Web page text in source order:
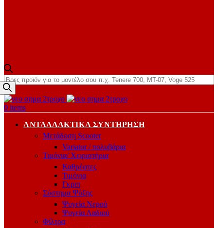
Products
search
0 items
ΑΝΤΑΛΛΑΚΤΙΚΆ ΣΥΝΤΉΡΗΣΗ
Μετάδοση Scooter
Variator / πολυβάρια
Τιμόνια/ Χειριστήρια
Καθρέφτες
Τιμόνια
Γκριπ
Σύστημα Ψύξης
Ψυγεία Νερού
Ψυγεία Λαδιού
Φίλτρα